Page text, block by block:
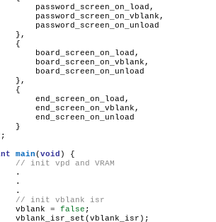
}
main(void )
// init vpd and VRAM
// init vblank isr
vblank
= false